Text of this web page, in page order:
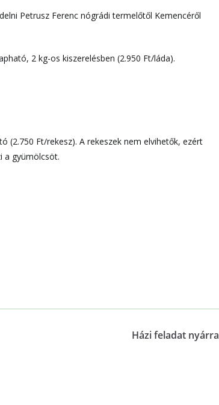
Petrusz Ferenc nógrádi termelőtől Kemencéről
2 kg-os kiszerelésben (2.950 Ft/láda).
(2.750 Ft/rekesz). A rekeszek nem elvihetők, ezért
a gyümölcsöt.
Házi feladat nyárra